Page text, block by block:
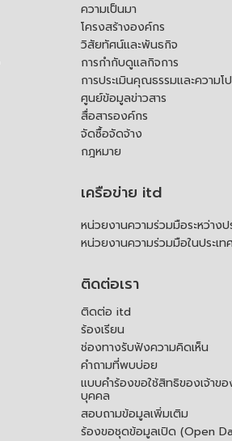
ความเป็นมา
โครงสร้างองค์กร
วิสัยทัศน์และพันธกิจ
การกำกับดูแลกิจการ
การประเมินคุณธรรมและความโ
ศูนย์ข้อมูลข่าวสาร
สื่อสารองค์กร
จัดซื้อจัดจ้าง
กฎหมาย
เครือข่าย itd
หน่วยงานความร่วมมือระหว่างป
หน่วยงานความร่วมมือในประเท
ติดต่อเรา
ติดต่อ itd
ร้องเรียน
ช่องทางรับฟังความคิดเห็น
คำถามที่พบบ่อย
แบบคำร้องขอใช้สิทธิของเจ้าข
บุคคล
สอบถามข้อมูลเพิ่มเติม
ร้องขอชุดข้อมูลเปิด (Open